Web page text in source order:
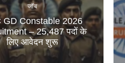
जॉब
GD Constable 2026
– 25,487 पदों के
लिए आवेदन शुरू